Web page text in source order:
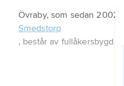
Övraby, som sedan 2002
Smedstorp
, består av fullåkersbygd